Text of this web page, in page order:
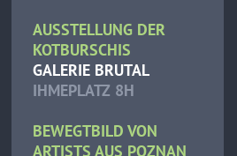
AUSSTELLUNG DER
KOTBURSCHIS
GALERIE BRUTAL
IHMEPLATZ 8H
BEWEGTBILD VON
ARTISTS AUS POZNAN